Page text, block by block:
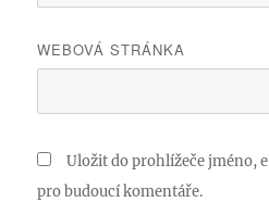
WEBOVÁ STRÁNKA
Uložit do prohlížeče jméno,
pro budoucí komentáře.